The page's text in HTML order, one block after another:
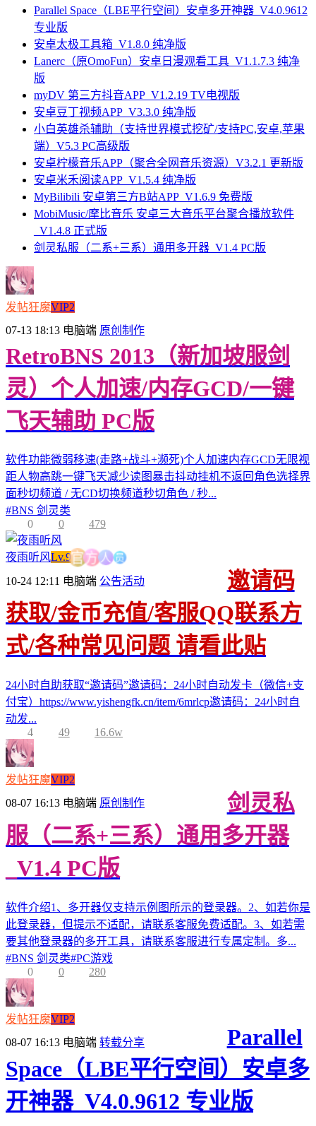
Parallel Space（LBE平行空间）安卓多开神器_V4.0.9612
专业版
安卓太极工具箱_V1.8.0 纯净版
Lanerc（原OmoFun）安卓日漫观看工具_V1.1.7.3 纯净
版
myDV 第三方抖音APP_V1.2.19 TV电视版
安卓豆丁视频APP_V3.3.0 纯净版
小白英雄杀辅助（支持世界模式挖矿/支持PC,安卓,苹果
端）V5.3 PC高级版
安卓柠檬音乐APP（聚合全网音乐资源）V3.2.1 更新版
安卓米禾阅读APP_V1.5.4 纯净版
MyBilibili 安卓第三方B站APP_V1.6.9 免费版
MobiMusic/摩比音乐 安卓三大音乐平台聚合播放软件
_V1.4.8 正式版
剑灵私服（二系+三系）通用多开器_V1.4 PC版
发帖狂魔VIP2
07-13 18:13 电脑端 原创制作
RetroBNS 2013（新加坡服剑
灵）个人加速/内存GCD/一键
飞天辅助 PC版
软件功能微弱移速(走路+战斗+濒死)个人加速内存GCD无限视
距人物高跳一键飞天减少读图暴击抖动挂机不返回角色选择界
面秒切频道 / 无CD切换频道秒切角色 / 秒...
#BNS 剑灵类
0
0 479
夜雨听风Lv.9官 方人员
10-24 12:11 电脑端 公告活动
邀请码
获取/金币充值/客服QQ联系方
式/各种常见问题 请看此贴
24小时自助获取“邀请码”邀请码：24小时自动发卡（微信+支
付宝）https://www.yishengfk.cn/item/6mrlcp邀请码：24小时自
动发...
4
49 16.6w
发帖狂魔VIP2
08-07 16:13 电脑端 原创制作
剑灵私
服（二系+三系）通用多开器
_V1.4 PC版
软件介绍1、多开器仅支持示例图所示的登录器。2、如若你是
此登录器，但提示不适配，请联系客服免费适配。3、如若需
要其他登录器的多开工具，请联系客服进行专属定制。多...
#BNS 剑灵类#PC游戏
0
0 280
发帖狂魔VIP2
08-07 16:13 电脑端 转载分享
Parallel
Space（LBE平行空间）安卓多
开神器_V4.0.9612 专业版